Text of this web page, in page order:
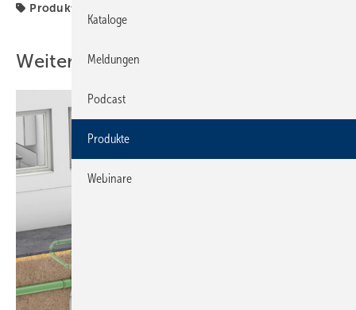
Produkte
Weitere Inhalte
Kataloge
Meldungen
Podcast
Produkte
Webinare